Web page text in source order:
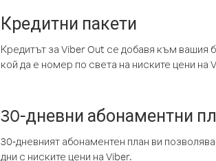
Кредитни пакети
Кредитът за Viber Out се добавя към вашия
кой да е номер по света на ниските цени на
30-дневни абонаментни
30-дневният абонаментен план ви
дни с ниските цени на Viber.